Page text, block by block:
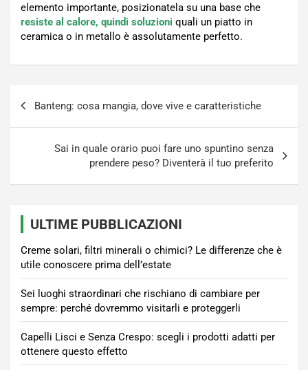
elemento importante, posizionatela su una base che
resiste al calore, quindi soluzioni quali un piatto in
ceramica o in metallo è assolutamente perfetto.
Banteng: cosa mangia, dove vive e caratteristiche
Sai in quale orario puoi fare uno spuntino senza
prendere peso? Diventerà il tuo preferito
ULTIME PUBBLICAZIONI
Creme solari, filtri minerali o chimici? Le differenze che è
utile conoscere prima dell’estate
Sei luoghi straordinari che rischiano di cambiare per
sempre: perché dovremmo visitarli e proteggerli
Capelli Lisci e Senza Crespo: scegli i prodotti adatti per
ottenere questo effetto